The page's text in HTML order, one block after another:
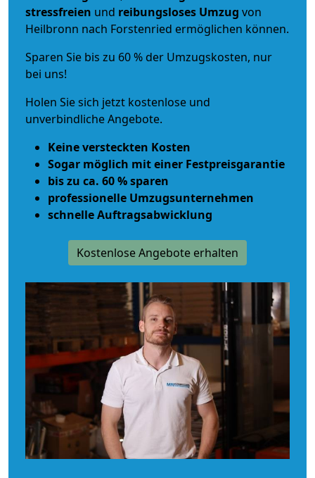
stressfreien und reibungsloses Umzug von
Heilbronn nach Forstenried ermöglichen können.
Sparen Sie bis zu 60 % der Umzugskosten, nur
bei uns!
Holen Sie sich jetzt kostenlose und
unverbindliche Angebote.
Keine versteckten Kosten
Sogar möglich mit einer Festpreisgarantie
bis zu ca. 60 % sparen
professionelle Umzugsunternehmen
schnelle Auftragsabwicklung
Kostenlose Angebote erhalten